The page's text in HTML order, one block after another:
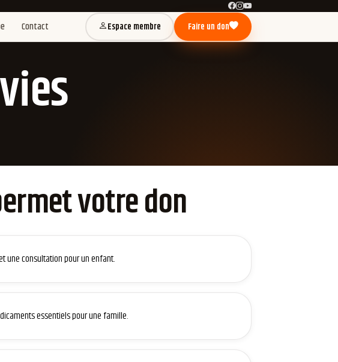
Contact Espace membre Faire un don
votre don
une consultation pour un enfant.
essentiels pour une famille.